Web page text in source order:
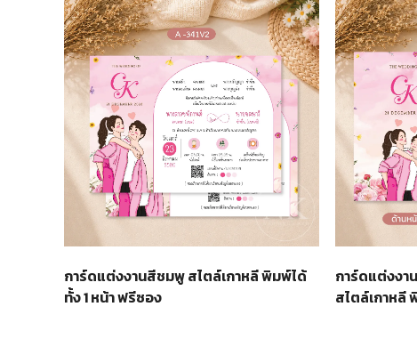
การ์ดแต่งงานสีชมพู สไตล์เกาหลี พิมพ์ได้
ทั้ง 1 หน้า ฟรีซอง
การ์ดแต่งงา
สไตล์เกาหลี